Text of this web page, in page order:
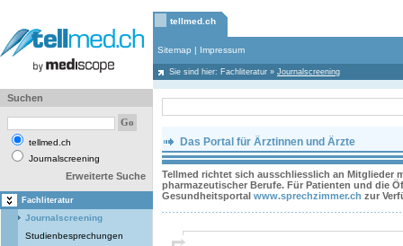
tellmed.ch
Sitemap | Impressum
Sie sind hier: Fachliteratur » Journalscreening
Suchen
tellmed.ch
Journalscreening
Erweiterte Suche
Fachliteratur
Journalscreening
Studienbesprechungen
Das Portal für Ärztinnen und Ärzte
Tellmed richtet sich ausschliesslich an Mitglieder
pharmazeutischer Berufe. Für Patienten und die
Gesundheitsportal www.sprechzimmer.ch zur